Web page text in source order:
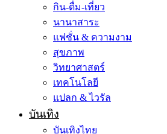
กิน-ดื่ม-เที่ยว
นานาสาระ
แฟชั่น & ความงาม
สุขภาพ
วิทยาศาสตร์
เทคโนโลยี
แปลก & ไวรัล
บันเทิง
บันเทิงไทย